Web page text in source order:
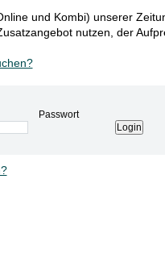
und Kombi) unserer
nutzen, der
Passwort